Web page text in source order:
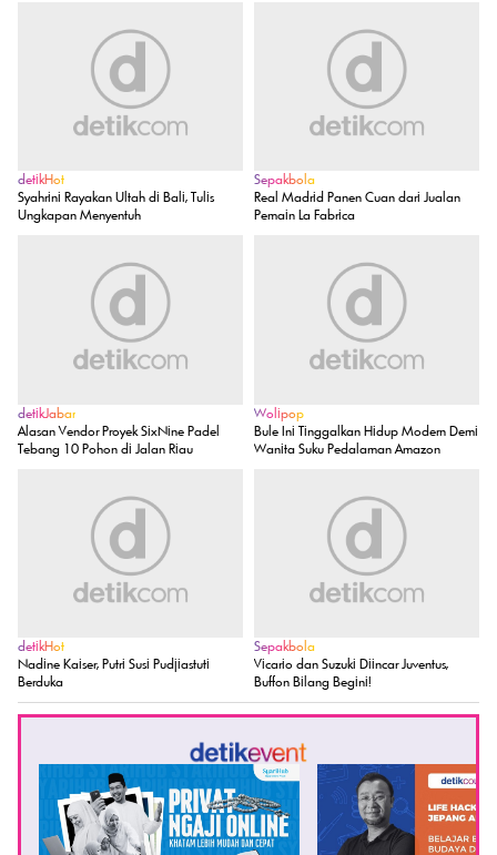
detikHot
Syahrini Rayakan Ultah di Bali, Tulis
Ungkapan Menyentuh
Sepakbola
Real Madrid Panen Cuan dari Jualan
Pemain La Fabrica
detikJabar
Alasan Vendor Proyek SixNine Padel
Tebang 10 Pohon di Jalan Riau
Wolipop
Bule Ini Tinggalkan Hidup Modern Demi
Wanita Suku Pedalaman Amazon
detikHot
Nadine Kaiser, Putri Susi Pudjiastuti
Berduka
Sepakbola
Vicario dan Suzuki Diincar Juventus,
Buffon Bilang Begini!